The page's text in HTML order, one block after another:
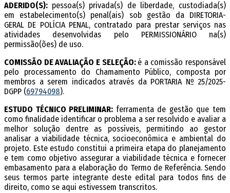
ADERIDO(S): pessoa(s) privada(s) de liberdade, custodiada(s)
em estabelecimento(s) penal(ais) sob gestão da DIRETORIA-
GERAL DE POLÍCIA PENAL, contratado para prestar serviços nas
atividades desenvolvidas pelo PERMISSIONÁRIO na(s)
permissão(ões) de uso.
COMISSÃO DE AVALIAÇÃO E SELEÇÃO: é a comissão responsável
pelo processamento do Chamamento Público, composta por
membros a serem indicados através da PORTARIA Nº 25/2025-
DGPP (69794098).
ESTUDO TÉCNICO PRELIMINAR: ferramenta de gestão que tem
como finalidade identificar o problema a ser resolvido e avaliar a
melhor solução dentre as possíveis, permitindo ao gestor
analisar a viabilidade técnica, socioeconômica e ambiental do
projeto. Este estudo constitui a primeira etapa do planejamento
e tem como objetivo assegurar a viabilidade técnica e fornecer
embasamento para a elaboração do Termo de Referência. Sendo
seus termos parte integrante deste edital para todos fins de
direito, como se aqui estivessem transcritos.